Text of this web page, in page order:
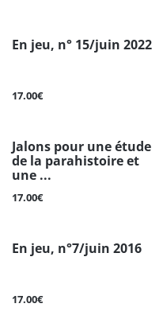
En jeu, n° 15/juin 2022
17.00€
Jalons pour une étude
de la parahistoire et
une ...
17.00€
En jeu, n°7/juin 2016
17.00€